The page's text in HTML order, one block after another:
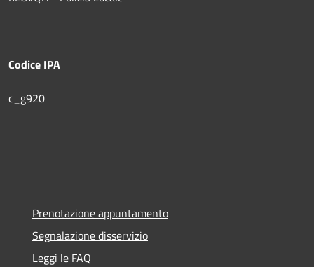
Codice IPA
c_g920
Prenotazione appuntamento
Segnalazione disservizio
Leggi le FAQ